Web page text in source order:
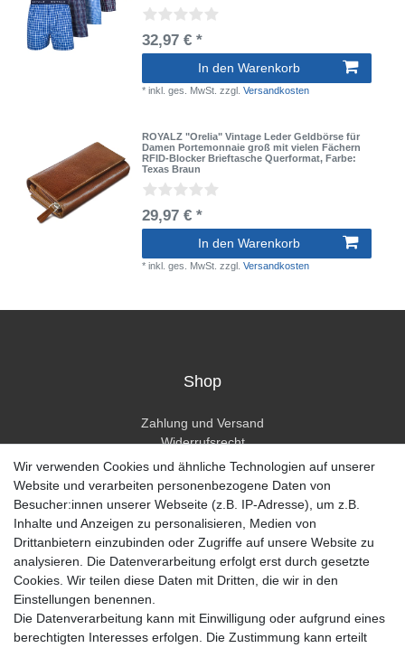
32,97 € *
In den Warenkorb
*inkl. ges. MwSt. zzgl.Versandkosten
ROYALZ "Orelia" Vintage Leder Geldbörse für
Damen Portemonnaie groß mit vielen Fächern
RFID-Blocker Brieftasche Querformat, Farbe:
Texas Braun
29,97 € *
In den Warenkorb
*inkl. ges. MwSt. zzgl.Versandkosten
Shop
Zahlung und Versand
Widerrufsrecht
Widerrufsformular
Hilfe
Mein Konto
Registrieren
Anmelden
Unternehmen
Kontakt
Wir verwenden Cookies und ähnliche Technologien auf unserer
Website und verarbeiten personenbezogene Daten von
Besucher:innen unserer Webseite (z.B. IP-Adresse), um z.B.
Inhalte und Anzeigen zu personalisieren, Medien von
Drittanbietern einzubinden oder Zugriffe auf unsere Website zu
analysieren. Die Datenverarbeitung erfolgt erst durch gesetzte
Cookies. Wir teilen diese Daten mit Dritten, die wir in den
Einstellungen benennen.
Die Datenverarbeitung kann mit Einwilligung oder aufgrund eines
berechtigten Interesses erfolgen. Die Zustimmung kann erteilt